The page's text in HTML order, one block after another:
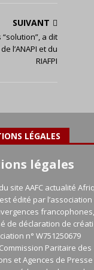
SUIVANT
“solution”, a dit
l’ANAPI et du
RIAFPI
LÉGALES
légales
site AAFC actualité
édité par l’association
de déclaration de
n° W751250679
Paritaire des
et Agences de Presse